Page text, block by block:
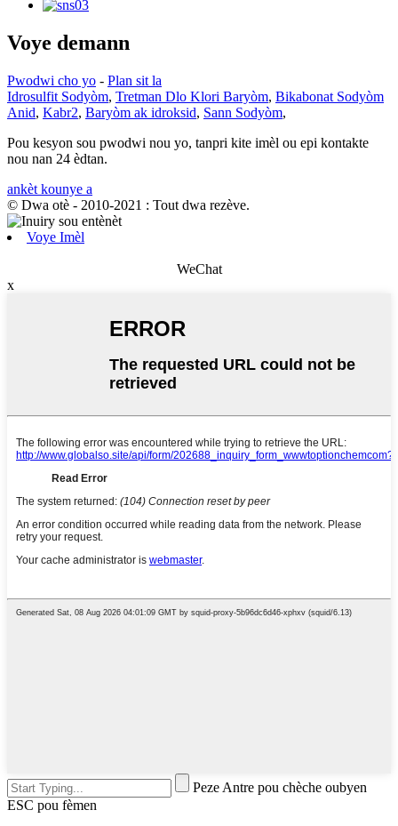
Voye demann
Pwodwi cho yo - Plan sit la
Idrosulfit Sodyòm, Tretman Dlo Klori Baryòm, Bikabonat Sodyòm
Anid, Kabr2, Baryòm ak idroksid, Sann Sodyòm,
Pou kesyon sou pwodwi nou yo, tanpri kite imèl ou epi kontakte
nou nan 24 èdtan.
ankèt kounye a
© Dwa otè - 2010-2021 : Tout dwa rezève.
Voye Imèl
WeChat
x
Peze Antre pou chèche oubyen
ESC pou fèmen